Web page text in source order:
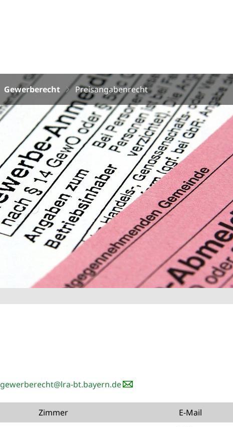
Gewerberecht Preisangabenrecht
gewerberecht@lra-bt.bayern.de
Zimmer
E-Mail